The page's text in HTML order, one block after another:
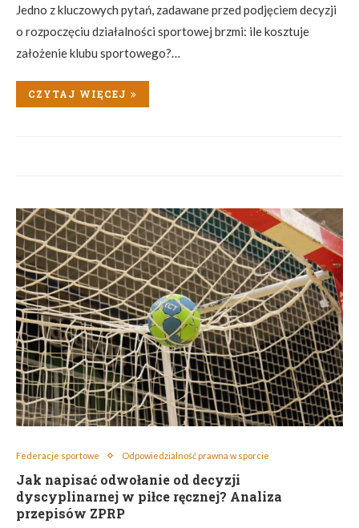
Jedno z kluczowych pytań, zadawane przed podjęciem decyzji
o rozpoczęciu działalności sportowej brzmi: ile kosztuje
założenie klubu sportowego?…
CZYTAJ WIĘCEJ
Federacje sportowe Odpowiedzialność prawna w sporcie
Jak napisać odwołanie od decyzji
dyscyplinarnej w piłce ręcznej? Analiza
przepisów ZPRP